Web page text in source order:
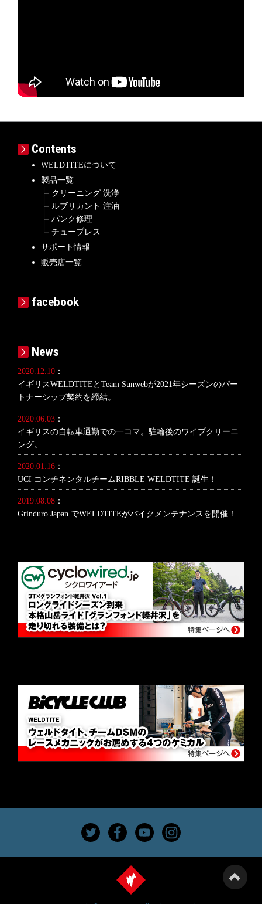
Contents
WELDTITEについて
製品一覧
クリーニング 洗浄
ルブリカント 注油
パンク修理
チューブレス
サポート情報
販売店一覧
facebook
News
2020.12.10 ：
イギリスWELDTITEとTeam Sunwebが2021年シーズンのパー
トナーシップ契約を締結。
2020.06.03 ：
イギリスの自転車通勤での一コマ。駐輪後のワイプクリーニ
ング。
2020.01.16 ：
UCI コンチネンタルチームRIBBLE WELDTITE 誕生！
2019.08.08 ：
Grinduro Japan でWELDTITEがバイクメンテナンスを開催！